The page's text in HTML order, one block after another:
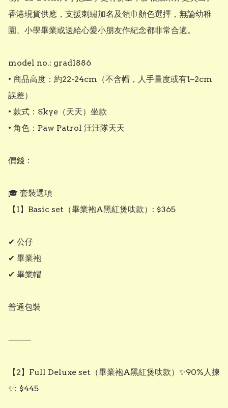
香港現貨供應，支援刺繡加名及領巾顏色選擇，無論幼稚
園、小學畢業或送給心愛小朋友作紀念都非常合適。
model no.: grad1886
• 商品高度：約22-24cm（不含帽，人手量度或有1–2cm
誤差）
• 款式：Skye（天天）坐款
• 角色：Paw Patrol 汪汪隊天天
價錢：
🎓 套裝選項
【1】Basic set（畢業袍A黑紅煲呔款）: $365
✔ 公仔
✔ 畢業袍
✔ 畢業帽
普通包裝
⸻
【2】Full Deluxe set（畢業袍A黑紅煲呔款）✨90%人揀
✨: $445